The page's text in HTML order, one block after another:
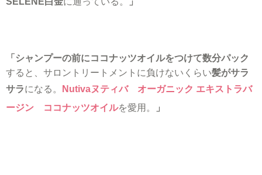
「シャンプーの前にココナッツオイルをつけて数分パック
すると、サロントリートメントに負けないくらい髪がサラ
サラになる。
Nutivaヌティバ オーガニック エキストラバ
ージン ココナッツオイルを愛用。 」